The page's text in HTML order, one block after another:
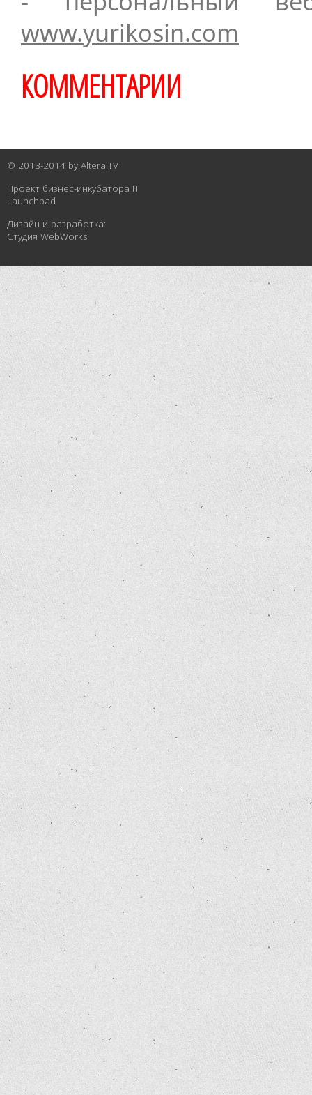
www.yurikosin.com
КОММЕНТАРИИ
© 2013-2014 by Altera.TV
Проект бизнес-инкубатора IT
Launchpad
Дизайн и разработка:
Студия WebWorks!